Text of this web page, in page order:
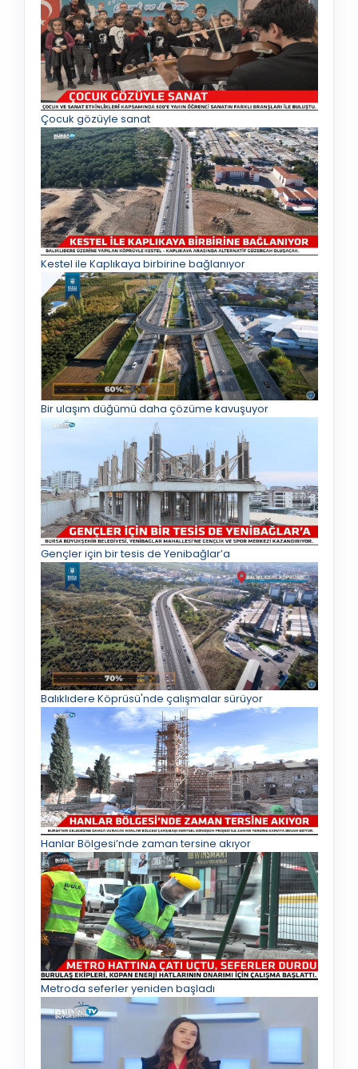
Çocuk gözüyle sanat
Kestel ile Kaplıkaya birbirine bağlanıyor
Bir ulaşım düğümü daha çözüme kavuşuyor
Gençler için bir tesis de Yenibağlar’a
Balıklıdere Köprüsü'nde çalışmalar sürüyor
Hanlar Bölgesi’nde zaman tersine akıyor
Metroda seferler yeniden başladı